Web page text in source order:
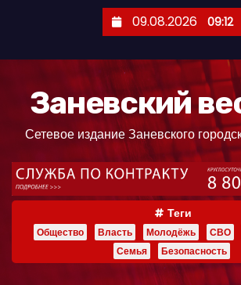
09.08.2026 09:12
Заневский
Сетевое издание Заневского
Теги
Общество Власть Молодёжь СВО
Семья
Безопасность